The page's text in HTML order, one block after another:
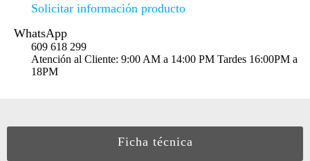
Solicitar información producto
WhatsApp
609 618 299
Atención al Cliente: 9:00 AM a 14:00 PM Tardes 16:00PM a
18PM
Ficha técnica